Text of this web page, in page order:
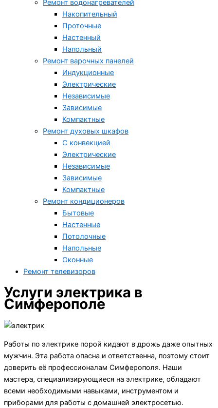
Ремонт водонагревателей
Накопительный
Проточные
Настенный
Напольный
Ремонт варочных панелей
Индукционные
Электрические
Независимые
Зависимые
Компактные
Ремонт духовых шкафов
С конвекцией
Электрические
Независимые
Зависимые
Компактные
Ремонт кондиционеров
Бытовые
Настенные
Потолочные
Напольные
Оконные
Ремонт телевизоров
Услуги электрика в
Симферополе
Работы по электрике порой кидают в дрожь даже опытных
мужчин. Эта работа опасна и ответственна, поэтому стоит
доверить её профессионалам Симферополя. Наши
мастера, специализирующиеся на электрике, обладают
всеми необходимыми навыками, инструментом и
приборами для работы с домашней электросетью.